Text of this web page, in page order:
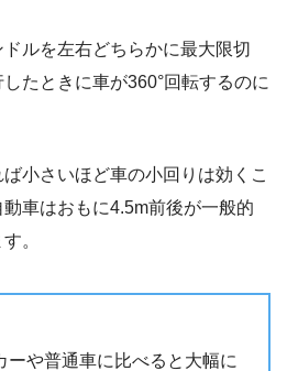
ルを左右どちらかに最大限切
たときに車が360°回転するのに
小さいほど車の小回りは効くこ
車はおもに4.5m前後が一般的
。
ーや普通車に比べると大幅に